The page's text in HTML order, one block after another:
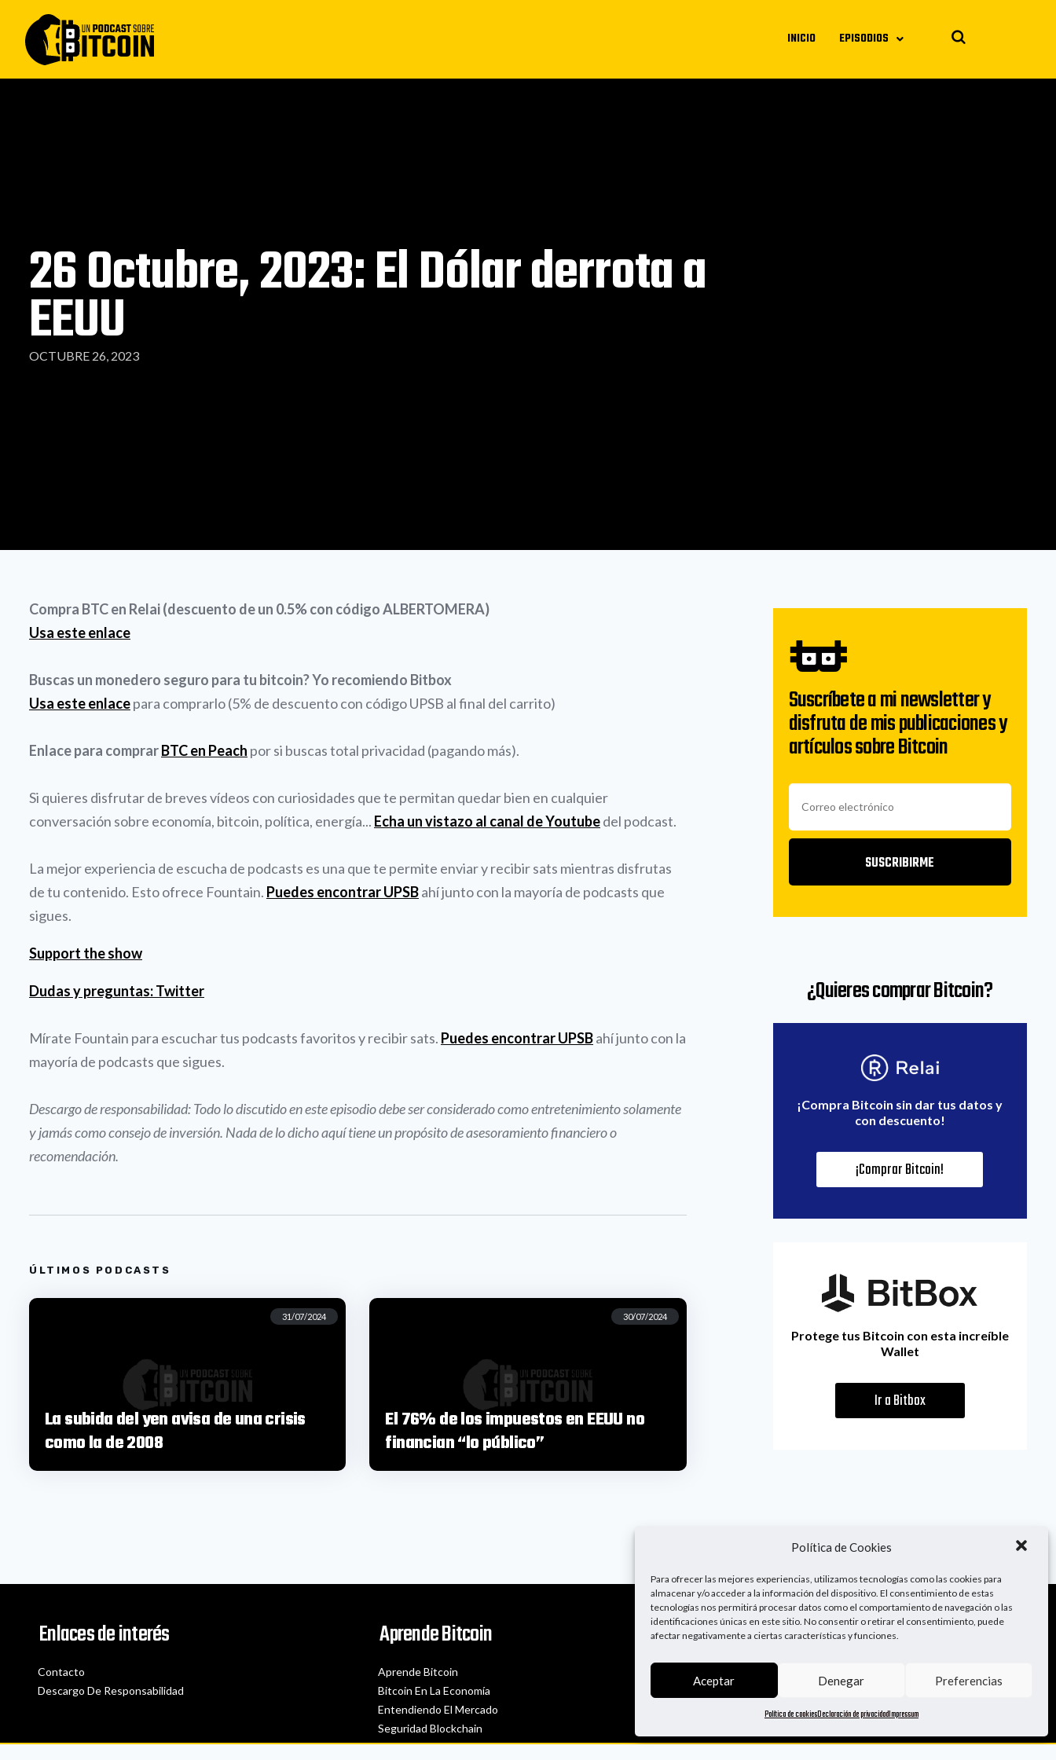
Política de Cookies
Para ofrecer las mejores experiencias, utilizamos tecnologías como las cookies para
almacenar y/o acceder a la información del dispositivo. El consentimiento de estas
tecnologías nos permitirá procesar datos como el comportamiento de navegación o las
identificaciones únicas en este sitio. No consentir o retirar el consentimiento, puede
afectar negativamente a ciertas características y funciones.
Aceptar Denegar Preferencias
Política de cookiesDeclaración de privacidadImpressum
INICIO EPISODIOS
26 Octubre, 2023: El Dólar derrota a
EEUU
OCTUBRE 26, 2023
Compra BTC en Relai (descuento de un 0.5% con código ALBERTOMERA)
Usa este enlace
Buscas un monedero seguro para tu bitcoin? Yo recomiendo Bitbox
Usa este enlacepara comprarlo (5% de descuento con código UPSB al final del carrito)
Enlace para comprarBTC en Peach por si buscas total privacidad (pagando más).
Si quieres disfrutar de breves vídeos con curiosidades que te permitan quedar bien en cualquier
conversación sobre economía, bitcoin, política, energía... Echa un vistazo al canal de Youtubedel podcast.
La mejor experiencia de escucha de podcasts es una que te permite enviar y recibir sats mientras disfrutas
de tu contenido. Esto ofrece Fountain. Puedes encontrar UPSBahí junto con la mayoría de podcasts que
sigues.
Support the show
Dudas y preguntas: Twitter
Mírate Fountain para escuchar tus podcasts favoritos y recibir sats. Puedes encontrar UPSBahí junto con la
mayoría de podcasts que sigues.
Descargo de responsabilidad: Todo lo discutido en este episodio debe ser considerado como entretenimiento solamente
y jamás como consejo de inversión. Nada de lo dicho aquí tiene un propósito de asesoramiento financiero o
recomendación.
ÚLTIMOS PODCASTS
31/07/2024
La subida del yen avisa de una crisis
como la de 2008
30/07/2024
El 76% de los impuestos en EEUU no
financian “lo público”
Suscríbete a mi newsletter y
disfruta de mis publicaciones y
artículos sobre Bitcoin
SUSCRIBIRME
¿Quieres comprar Bitcoin?
¡Compra Bitcoin sin dar tus datos y
con descuento!
¡Comprar Bitcoin!
Protege tus Bitcoin con esta increíble
Wallet
Ir a Bitbox
Enlaces de interés
Contacto
Descargo De Responsabilidad
Aprende Bitcoin
Aprende Bitcoin
Bitcoin En La Economía
Entendiendo El Mercado
Seguridad Blockchain
¡Sígueme!